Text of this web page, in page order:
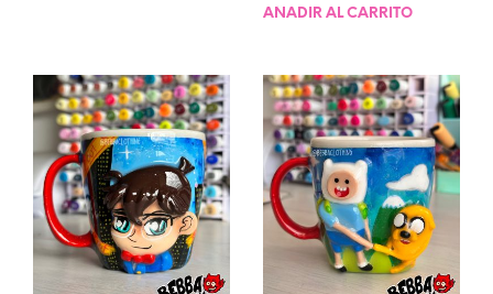
AÑADIR AL CARRITO